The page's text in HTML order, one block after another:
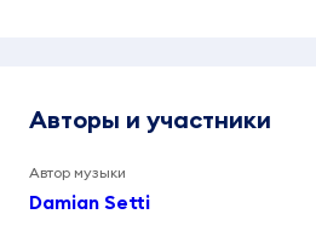
Авторы и участники
Автор музыки
Damian Setti